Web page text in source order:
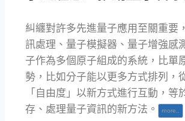
糾纏對許多先進量子應用至關重要
訊處理、量子模擬器、量子增強感
子作為多個原子組成的系統，比單
勢，比如分子能以更多方式排列，
「自由度」以新方式進行互動，等
存、處理量子資訊的新方法。
more…